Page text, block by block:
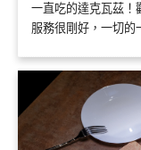
一直吃的達克瓦茲！
服務很剛好，一切的